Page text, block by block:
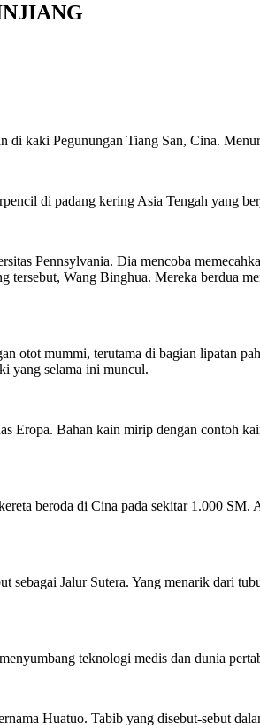
kaki Pegunungan Tiang San, Cina.
di padang kering Asia Tengah yang
Pennsylvania. Dia mencoba
Wang Binghua. Mereka berdua
otot mummi, terutama di bagian lipatan
yang selama ini muncul.
Eropa. Bahan kain mirip dengan contoh
beroda di Cina pada sekitar 1.000
Jalur Sutera. Yang menarik dari
teknologi medis dan dunia
Huatuo. Tabib yang disebut-sebut